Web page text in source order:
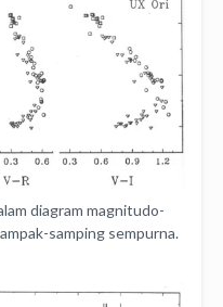
diagram magnitudo-
samping sempurna.